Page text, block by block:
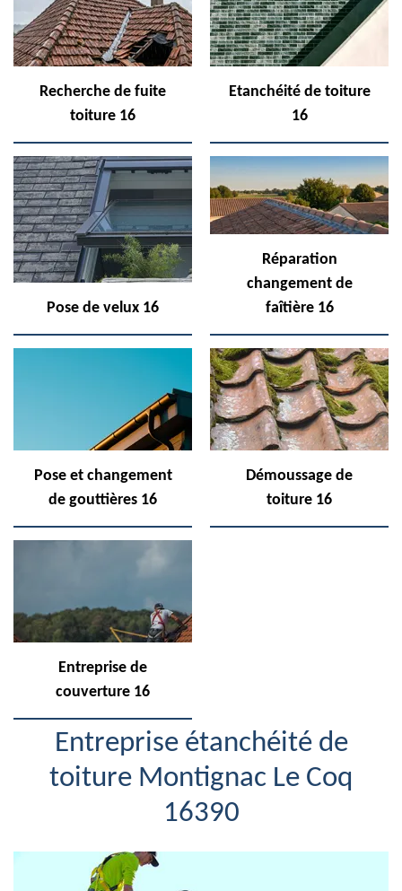
Recherche de fuite
toiture 16
Etanchéité de toiture
16
Pose de velux 16
Réparation
changement de
faîtière 16
Pose et changement
de gouttières 16
Démoussage de
toiture 16
Entreprise de
couverture 16
Entreprise étanchéité de
toiture Montignac Le Coq
16390